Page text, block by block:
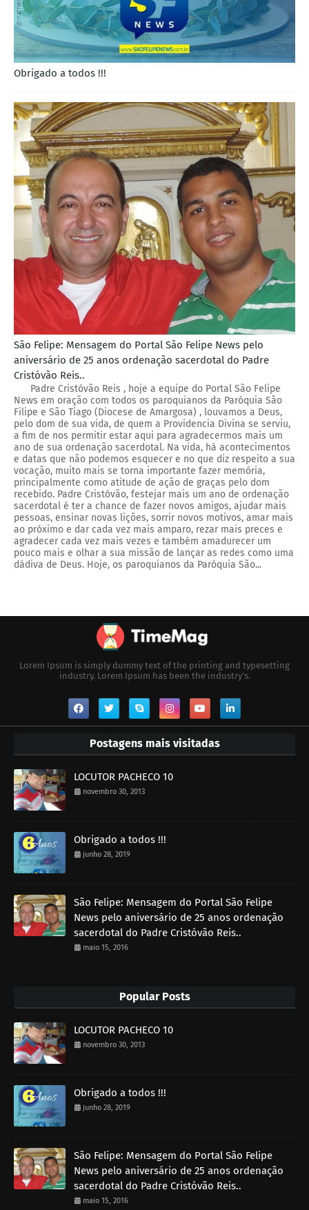
Obrigado a todos !!!
São Felipe: Mensagem do Portal São Felipe News pelo
aniversário de 25 anos ordenação sacerdotal do Padre
Cristóvão Reis..
Padre Cristóvão Reis , hoje a equipe do Portal São Felipe
News em oração com todos os paroquianos da Paróquia São
Filipe e São Tiago (Diocese de Amargosa) , louvamos a Deus,
pelo dom de sua vida, de quem a Providencia Divina se serviu,
a fim de nos permitir estar aqui para agradecermos mais um
ano de sua ordenação sacerdotal. Na vida, há acontecimentos
e datas que não podemos esquecer e no que diz respeito a sua
vocação, muito mais se torna importante fazer memória,
principalmente como atitude de ação de graças pelo dom
recebido. Padre Cristóvão, festejar mais um ano de ordenação
sacerdotal é ter a chance de fazer novos amigos, ajudar mais
pessoas, ensinar novas lições, sorrir novos motivos, amar mais
ao próximo e dar cada vez mais amparo, rezar mais preces e
agradecer cada vez mais vezes e também amadurecer um
pouco mais e olhar a sua missão de lançar as redes como uma
dádiva de Deus. Hoje, os paroquianos da Paróquia São...
Lorem Ipsum is simply dummy text of the printing and typesetting
industry. Lorem Ipsum has been the industry's.
Postagens mais visitadas
LOCUTOR PACHECO 10
novembro 30, 2013
Obrigado a todos !!!
junho 28, 2019
São Felipe: Mensagem do Portal São Felipe
News pelo aniversário de 25 anos ordenação
sacerdotal do Padre Cristóvão Reis..
maio 15, 2016
Popular Posts
LOCUTOR PACHECO 10
novembro 30, 2013
Obrigado a todos !!!
junho 28, 2019
São Felipe: Mensagem do Portal São Felipe
News pelo aniversário de 25 anos ordenação
sacerdotal do Padre Cristóvão Reis..
maio 15, 2016